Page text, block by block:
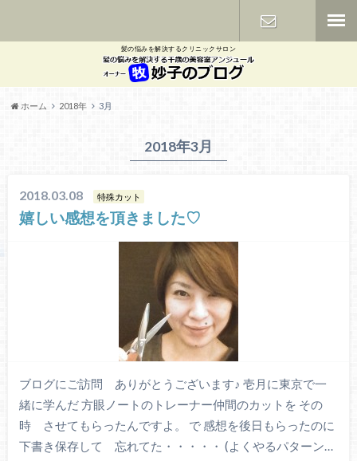
髪の悩みを解決するクリニックサロン
お問い合わ
ホーム 2018年 3月
2018年3月
2018.03.08 特殊カット
嬉しい感想を頂きました♡
ブログにご訪問 ありがとうございます♪ 壱月に東京で一
緒に学んだ 方眼ノートのトレーナー仲間のカットを その
時 させてもらったんですよ。 で 感想を後日もらったのに
下書き保存して 忘れてた・・・・・ (よくやるパターン…